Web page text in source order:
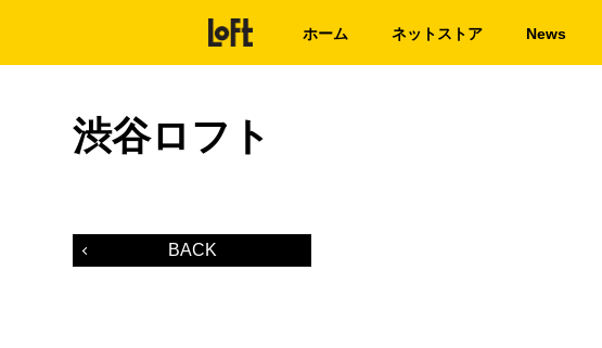
ホーム ネットストア News
渋谷ロフト
BACK